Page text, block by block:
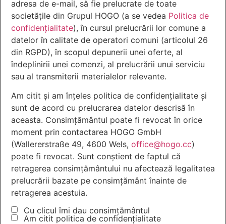
adresa de e-mail, să fie prelucrate de toate
societățile din Grupul HOGO (a se vedea Politica de
confidențialitate), în cursul prelucrării lor comune a
datelor în calitate de operatori comuni (articolul 26
din RGPD), în scopul depunerii unei oferte, al
îndeplinirii unei comenzi, al prelucrării unui serviciu
sau al transmiterii materialelor relevante.
Am citit și am înțeles politica de confidențialitate și
sunt de acord cu prelucrarea datelor descrisă în
aceasta. Consimțământul poate fi revocat în orice
moment prin contactarea HOGO GmbH
(Wallererstraße 49, 4600 Wels, office@hogo.cc)
poate fi revocat. Sunt conștient de faptul că
retragerea consimțământului nu afectează legalitatea
prelucrării bazate pe consimțământ înainte de
retragerea acestuia.
Cu clicul îmi dau consimțământul
Am citit politica de confidențialitate